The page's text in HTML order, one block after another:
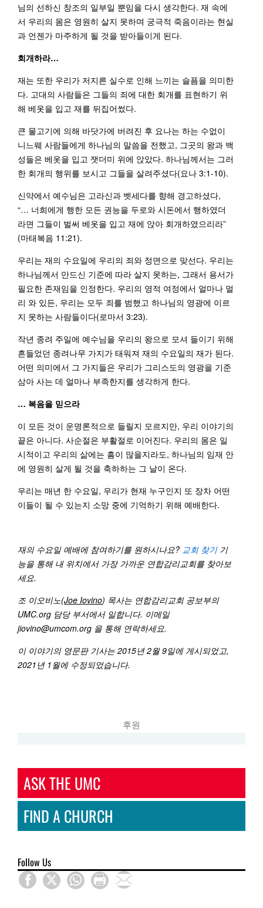
님의 선하신 창조의 일부일 뿐임을 다시 생각한다. 재 속에
서 우리의 몸은 영원히 살지 못하며 궁극적 죽음이라는 현실
과 언젠가 마주하게 될 것을 받아들이게 된다.
회개하라…
재는 또한 우리가 저지른 실수로 인해 느끼는 슬픔을 의미한
다. 고대의 사람들은 그들의 죄에 대한 회개를 표현하기 위
해 베옷을 입고 재를 뒤집어썼다.
큰 물고기에 의해 바닷가에 버려진 후 요나는 하는 수없이
니느웨 사람들에게 하나님의 말씀을 전했고, 그곳의 왕과 백
성들은 베옷을 입고 잿더미 위에 앉았다. 하나님께서는 그러
한 회개의 행위를 보시고 그들을 살려주셨다(요나 3:1-10).
신약에서 예수님은 고라신과 벳세다를 향해 경고하셨다,
“… 너희에게 행한 모든 권능을 두로와 시돈에서 행하였더
라면 그들이 벌써 베옷을 입고 재에 앉아 회개하였으리라”
(마태복음 11:21).
우리는 재의 수요일에 우리의 죄와 정면으로 맞선다. 우리는
하나님께서 만드신 기준에 따라 살지 못하는, 그래서 용서가
필요한 존재임을 인정한다. 우리의 영적 여정에서 얼마나 멀
리 와 있든, 우리는 모두 죄를 범했고 하나님의 영광에 이르
지 못하는 사람들이다(로마서 3:23).
작년 종려 주일에 예수님을 우리의 왕으로 모셔 들이기 위해
흔들었던 종려나무 가지가 태워져 재의 수요일의 재가 된다.
어떤 의미에서 그 가지들은 우리가 그리스도의 영광을 기준
삼아 사는 데 얼마나 부족한지를 생각하게 한다.
… 복음을 믿으라
이 모든 것이 운명론적으로 들릴지 모르지만, 우리 이야기의
끝은 아니다. 사순절은 부활절로 이어진다. 우리의 몸은 일
시적이고 우리의 삶에는 흠이 많을지라도, 하나님의 임재 안
에 영원히 살게 될 것을 축하하는 그 날이 온다.
우리는 매년 한 수요일, 우리가 현재 누구인지 또 장차 어떤
이들이 될 수 있는지 소망 중에 기억하기 위해 예배한다.
재의 수요일 예배에 참여하기를 원하시나요? 교회 찾기 기
능을 통해 내 위치에서 가장 가까운 연합감리교회를 찾아보
세요.
조 이오비노(Joe Iovino) 목사는 연합감리교회 공보부의
UMC.org 담당 부서에서 일합니다. 이메일
jiovino@umcom.org 을 통해 연락하세요.
이 이야기의 영문판 기사는 2015년2월9일에 게시되었고,
2021년1월에 수정되었습니다.
후원
ASK THE UMC
FIND A CHURCH
Follow Us